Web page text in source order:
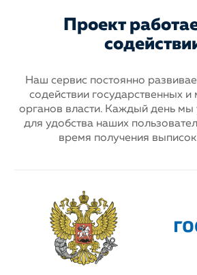
Проект
Наш сервис постоянно
содействии государственныхи
органов власти. Каждый день мы
для удобства наших
время получения выписок